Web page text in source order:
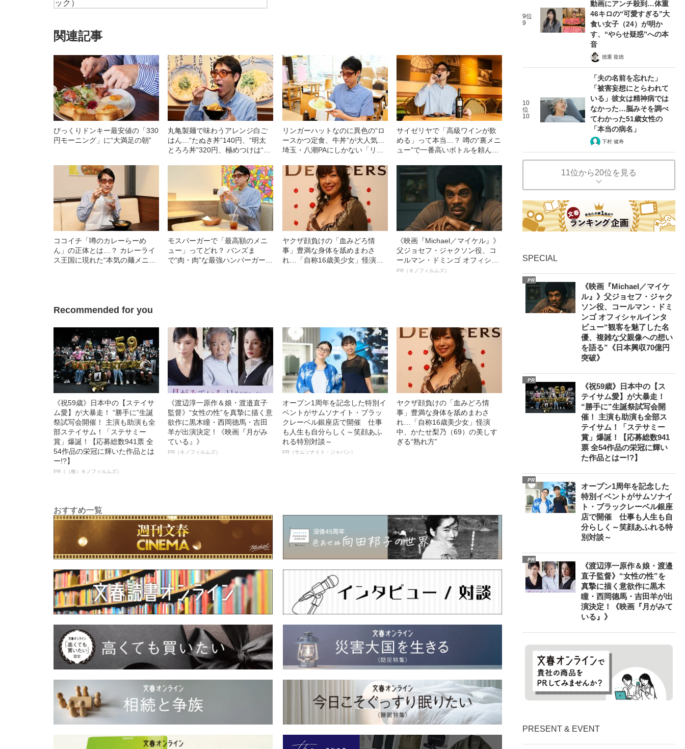
ック）
関連記事
びっくりドンキー最安値の「330
円モーニング」に“大満足の朝”
丸亀製麺で味わうアレンジ白ご
はん…“たぬき丼”140円、“明太
とろろ丼”320円、極めつけは“特
リンガーハットなのに異色の“ロ
ースかつ定食、牛丼”が大人気…
埼玉・八潮PAにしかない「リン
サイゼリヤで「高級ワインが飲
める」って本当…？ 噂の“裏メニ
ュー”で一番高いボトルを頼んで
ココイチ「噂のカレーらーめ
ん」の正体とは…？ カレーライ
ス王国に現れた“本気の麺メニュ
モスバーガーで「最高額のメニ
ュー」ってどれ？ バンズま
で“肉・肉”な最強ハンバーガーを
ヤクザ顔負けの「血みどろ情
事」豊満な身体を舐めまわさ
れ…「自称16歳美少女」怪演
《映画『Michael／マイケル』》
父ジョセフ・ジャクソン役、コ
ールマン・ドミンゴ オフィシャ
ルインタビュー“観客を魅了した
PR（キノフィルムズ）
Recommended for you
《祝59歳》日本中の【ステイサ
ム愛】が大暴走！ “勝手に”生誕
祭試写会開催！ 主演も助演も全
部ステイサム！「ステサミー
賞」爆誕！【応募総数941票 全
54作品の栄冠に輝いた作品とは
ー!?】
PR（（株）キノフィルムズ）
《渡辺淳一原作＆娘・渡邉直子
監督》“女性の性”を真摯に描く意
欲作に黒木瞳・西岡德馬・吉田
羊が出演決定！《映画『月がみ
ている』》
PR（キノフィルムズ）
オープン1周年を記念した特別イ
ベントがサムソナイト・ブラッ
クレーベル銀座店で開催 仕事
も人生も自分らしく～笑顔あふ
れる特別対談～
PR（サムソナイト・ジャパン）
ヤクザ顔負けの「血みどろ情
事」豊満な身体を舐めまわさ
れ…「自称16歳美少女」怪演
中、かたせ梨乃（69）の美しす
ぎる“熟れ方”
おすすめ一覧
9位
9
動画にアンチ殺到…体重
46キロの“可愛すぎる”大
食い女子（24）が明か
す、“やらせ疑惑”への本
音
徳重 龍徳
10
位
10
「夫の名前を忘れた」
「被害妄想にとらわれて
いる」彼女は精神病では
なかった…脳みそを調べ
てわかった51歳女性の
「本当の病名」
下村 健寿
11位から20位を見る
SPECIAL
PR
《映画『Michael／マイケ
ル』》父ジョセフ・ジャク
ソン役、コールマン・ドミ
ンゴ オフィシャルインタ
ビュー“観客を魅了した名
優、複雑な父親像への想い
を語る”《日本興収70億円
突破》
PR
《祝59歳》日本中の【ス
テイサム愛】が大暴走！
“勝手に”生誕祭試写会開
催！ 主演も助演も全部ス
テイサム！「ステサミー
賞」爆誕！【応募総数941
票 全54作品の栄冠に輝い
た作品とはー!?】
PR
オープン1周年を記念した
特別イベントがサムソナイ
ト・ブラックレーベル銀座
店で開催 仕事も人生も自
分らしく～笑顔あふれる特
別対談～
PR
《渡辺淳一原作＆娘・渡邉
直子監督》“女性の性”を
真摯に描く意欲作に黒木
瞳・西岡德馬・吉田羊が出
演決定！《映画『月がみて
いる』》
PRESENT & EVENT